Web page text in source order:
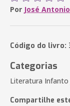
Por José
Código do livro:
Categorias
Literatura Infanto
Compartilhe